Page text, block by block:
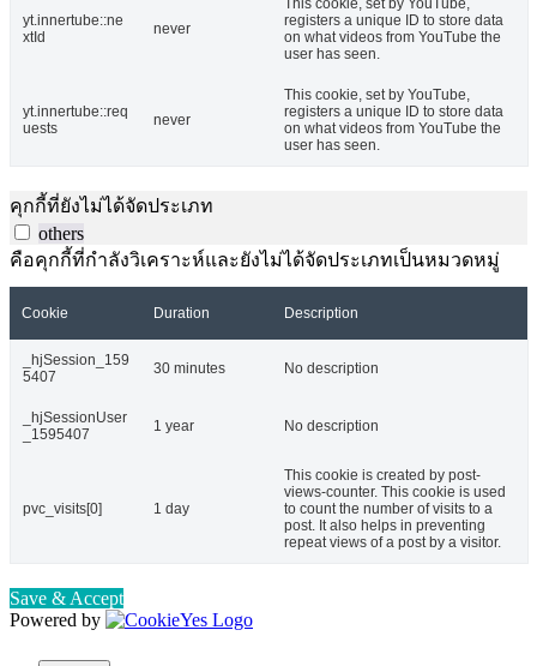
yt.innertube::ne
xtId
never
registers a unique ID to store data
on what videos from YouTube the
user has seen.
yt.innertube::req
uests
never
This cookie, set by YouTube,
registers a unique ID to store data
on what videos from YouTube the
user has seen.
คุกกี้ที่ยังไม่ได้จัดประเภท
others
คือคุกกี้ที่กำลังวิเคราะห์และยังไม่ได้จัดประเภทเป็นหมวดหมู่
Cookie Duration Description
_hjSession_159
5407
30 minutes No description
_hjSessionUser
_1595407
1 year No description
pvc_visits[0] 1 day
This cookie is created by post-
views-counter. This cookie is used
to count the number of visits to a
post. It also helps in preventing
repeat views of a post by a visitor.
Save & Accept
Powered by